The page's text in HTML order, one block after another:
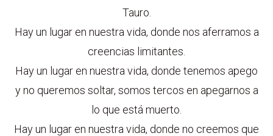
Tauro.
Hay un lugar en nuestra vida, donde nos aferramos a
creencias limitantes.
Hay un lugar en nuestra vida, donde tenemos apego
y no queremos soltar, somos tercos en apegarnos a
lo que está muerto.
Hay un lugar en nuestra vida, donde no creemos que